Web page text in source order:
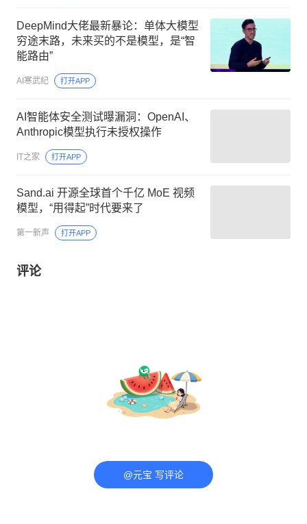
DeepMind大佬最新暴论：单体大模型
穷途末路，未来买的不是模型，是“智
能路由”
AI寒武纪 打开APP
AI智能体安全测试曝漏洞：OpenAI、
Anthropic模型执行未授权操作
IT之家 打开APP
Sand.ai 开源全球首个千亿 MoE 视频
模型，“用得起”时代要来了
第一新声 打开APP
评论
@元宝 写评论